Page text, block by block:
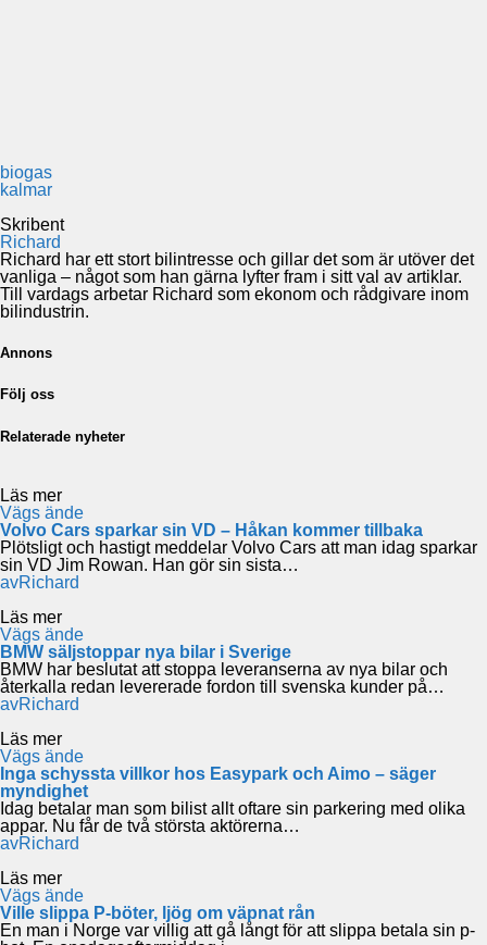
biogas
kalmar
Skribent
Richard
Richard har ett stort bilintresse och gillar det som är utöver det
vanliga – något som han gärna lyfter fram i sitt val av artiklar.
Till vardags arbetar Richard som ekonom och rådgivare inom
bilindustrin.
Annons
Följ oss
Relaterade nyheter
Läs mer
Vägs ände
Volvo Cars sparkar sin VD – Håkan kommer tillbaka
Plötsligt och hastigt meddelar Volvo Cars att man idag sparkar
sin VD Jim Rowan. Han gör sin sista…
avRichard
Läs mer
Vägs ände
BMW säljstoppar nya bilar i Sverige
BMW har beslutat att stoppa leveranserna av nya bilar och
återkalla redan levererade fordon till svenska kunder på…
avRichard
Läs mer
Vägs ände
Inga schyssta villkor hos Easypark och Aimo – säger
myndighet
Idag betalar man som bilist allt oftare sin parkering med olika
appar. Nu får de två största aktörerna…
avRichard
Läs mer
Vägs ände
Ville slippa P-böter, ljög om väpnat rån
En man i Norge var villig att gå långt för att slippa betala sin p-